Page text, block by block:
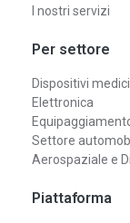
I nostri servizi
Per settore
Dispositivi medici
Elettronica
Settore
Aerospaziale e
Piattaforma